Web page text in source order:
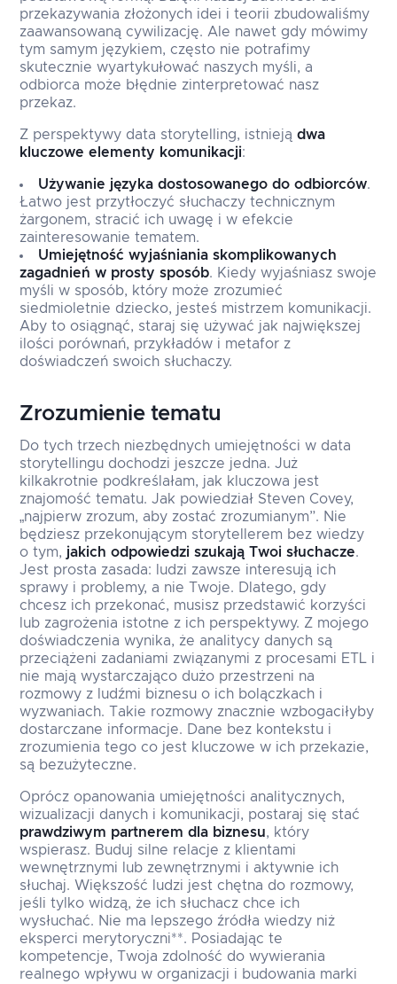
przekazywania złożonych idei i teorii zbudowaliśmy
zaawansowaną cywilizację. Ale nawet gdy mówimy
tym samym językiem, często nie potrafimy
skutecznie wyartykułować naszych myśli, a
odbiorca może błędnie zinterpretować nasz
przekaz.
Z perspektywy data storytelling, istniejądwa
kluczowe elementy komunikacji:
Używanie języka dostosowanego do odbiorców.
Łatwo jest przytłoczyć słuchaczy technicznym
żargonem, stracić ich uwagę i w efekcie
zainteresowanie tematem.
Umiejętność wyjaśniania skomplikowanych
zagadnień w prosty sposób. Kiedy wyjaśniasz swoje
myśli w sposób, który może zrozumieć
siedmioletnie dziecko, jesteś mistrzem komunikacji.
Aby to osiągnąć, staraj się używać jak największej
ilości porównań, przykładów i metafor z
doświadczeń swoich słuchaczy.
Zrozumienie tematu
Do tych trzech niezbędnych umiejętności w data
storytellingu dochodzi jeszcze jedna. Już
kilkakrotnie podkreślałam, jak kluczowa jest
znajomość tematu. Jak powiedział Steven Covey,
„najpierw zrozum, aby zostać zrozumianym”. Nie
będziesz przekonującym storytellerem bez wiedzy
o tym, jakich odpowiedzi szukają Twoi słuchacze.
Jest prosta zasada: ludzi zawsze interesują ich
sprawy i problemy, a nie Twoje. Dlatego, gdy
chcesz ich przekonać, musisz przedstawić korzyści
lub zagrożenia istotne z ich perspektywy. Z mojego
doświadczenia wynika, że analitycy danych są
przeciążeni zadaniami związanymi z procesami ETL i
nie mają wystarczająco dużo przestrzeni na
rozmowy z ludźmi biznesu o ich bolączkach i
wyzwaniach. Takie rozmowy znacznie wzbogaciłyby
dostarczane informacje. Dane bez kontekstu i
zrozumienia tego co jest kluczowe w ich przekazie,
są bezużyteczne.
Oprócz opanowania umiejętności analitycznych,
wizualizacji danych i komunikacji, postaraj się stać
prawdziwym partnerem dla biznesu, który
wspierasz. Buduj silne relacje z klientami
wewnętrznymi lub zewnętrznymi i aktywnie ich
słuchaj. Większość ludzi jest chętna do rozmowy,
jeśli tylko widzą, że ich słuchacz chce ich
wysłuchać. Nie ma lepszego źródła wiedzy niż
eksperci merytoryczni**. Posiadając te
kompetencje, Twoja zdolność do wywierania
realnego wpływu w organizacji i budowania marki